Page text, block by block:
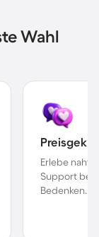
Wahl
Erlebe
Support bei
Bedenken.